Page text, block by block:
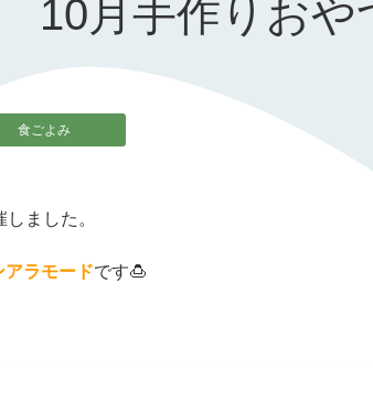
10月手作りお
食ごよみ
ました。
アラモードです🍮